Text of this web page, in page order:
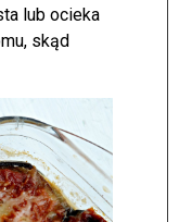
lub ocieka
skąd